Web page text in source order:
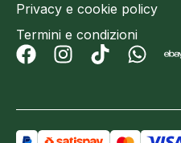
Privacy e cookie policy
Termini e condizioni